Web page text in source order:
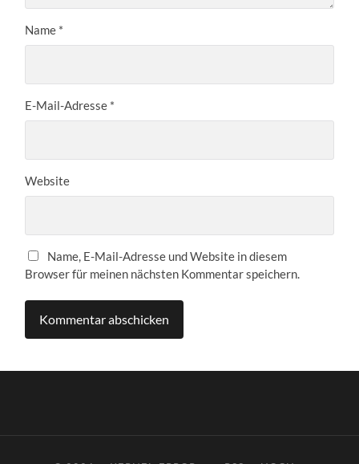
Name *
E-Mail-Adresse *
Website
Name, E-Mail-Adresse und Website in diesem
Browser für meinen nächsten Kommentar speichern.